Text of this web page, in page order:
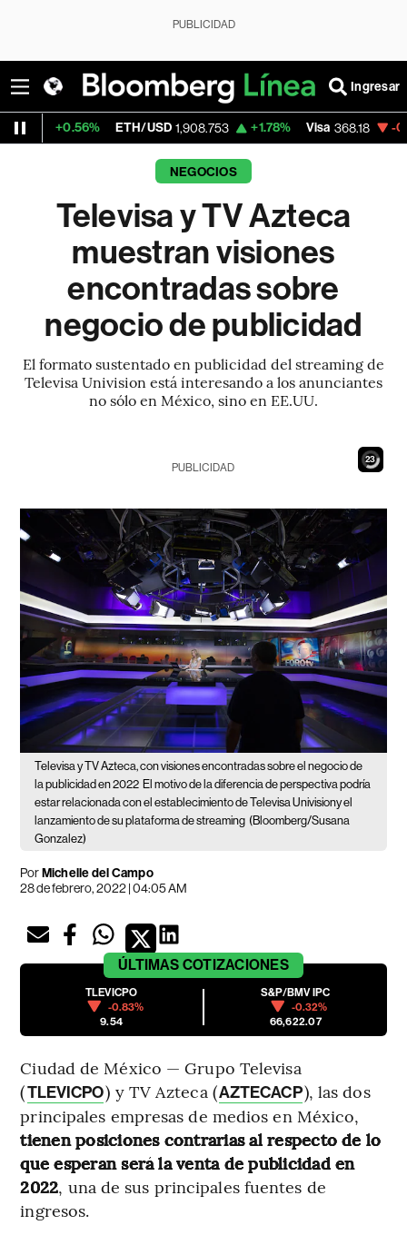
PUBLICIDAD
Ingresar
ETH/USD 1,908.753 +1.78% Visa 368.18 -0.38%
NEGOCIOS
Televisa y TV Azteca
muestran visiones
encontradas sobre
negocio de publicidad
El formato sustentado en publicidad del streaming de
Televisa Univision está interesando a los anunciantes
no sólo en México, sino en EE.UU.
21
PUBLICIDAD
Televisa y TV Azteca, con visiones encontradas sobre el negocio de
la publicidad en 2022 El motivo de la diferencia de perspectiva podría
estar relacionada con el establecimiento de Televisa Univisiony el
lanzamiento de su plataforma de streaming (Bloomberg/Susana
Gonzalez)
PorMichelle del Campo
28 de febrero, 2022 | 04:05 AM
ÚLTIMAS COTIZACIONES
TLEVICPO
-0.83%
9.54
S&P/BMV IPC
-0.32%
66,622.07
Ciudad de México — Grupo Televisa
(TLEVICPO) y TV Azteca (AZTECACP), las dos
principales empresas de medios en México,
tienen posiciones contrarias al respecto de lo
que esperan será la venta de publicidad en
2022, una de sus principales fuentes de
ingresos.